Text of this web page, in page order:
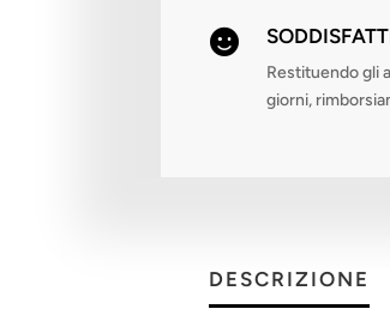

Restituendo gli
giorni,
DESCRIZIONE